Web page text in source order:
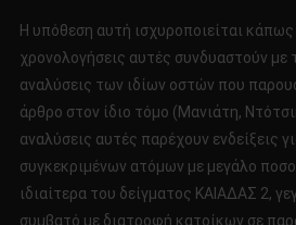
Η υπόθεση αυτή ισχυροποιείται κάπως
χρονολογήσεις αυτές συνδυαστούν με
αναλύσεις των ιδίων οστών που
άρθρο στον ίδιο τόμο (Μανιάτη,
αναλύσεις αυτές παρέχουν ενδείξεις
συγκεκριμένων ατόμων με μεγάλο
ιδιαίτερα του δείγματος ΚΑΙΑΔΑΣ 2,
συμβατό με διατροφή κατοίκων σε